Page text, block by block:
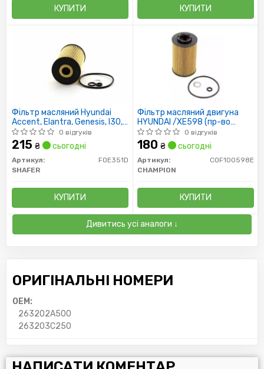
КУПИТИ КУПИТИ
Фільтр масляний Hyundai
Accent, Elantra, Genesis, I30,
I40, IX35, Tucson, Matrix
0 відгуків
215 ₴ сьогодні
Артикул:
FOE351D
SHAFER
КУПИТИ
Фільтр масляний двигуна
HYUNDAI /XE598 (пр-во
CHAMPION)
0 відгуків
180 ₴ сьогодні
Артикул:
COF100598E
CHAMPION
КУПИТИ
Дивитись усі аналоги ↓
ОРИГІНАЛЬНІ НОМЕРИ
OEM:
263202A500
263203C250